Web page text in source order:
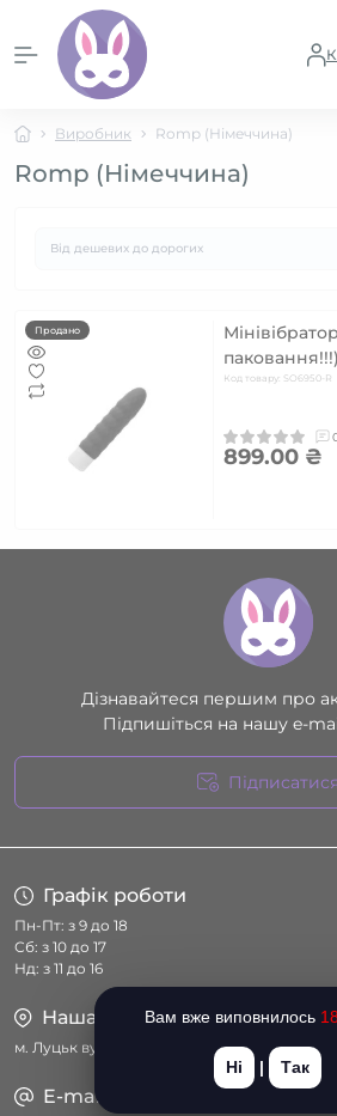
Виробник Romp (Німеччина)
Romp (Німеччина)
Продано
паковання!!!)
Код товару: SO6950-R
899.00 ₴
Дізнавайтеся першим про
Підпишіться на нашу e-
Підписатися
Графік роботи
Пн-Пт: з 9 до 18
Сб: з 10 до 17
Нд: з 11 до 16
Наша адреса
м. Луцьк вул. Соборності 14
E-mail
Вам вже виповнилось 18
Ні | Так